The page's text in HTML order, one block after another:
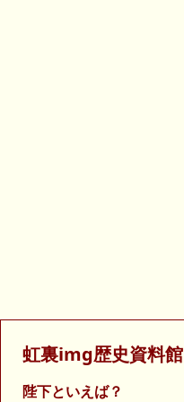
虹裏img歴史資料館
陛下といえば？